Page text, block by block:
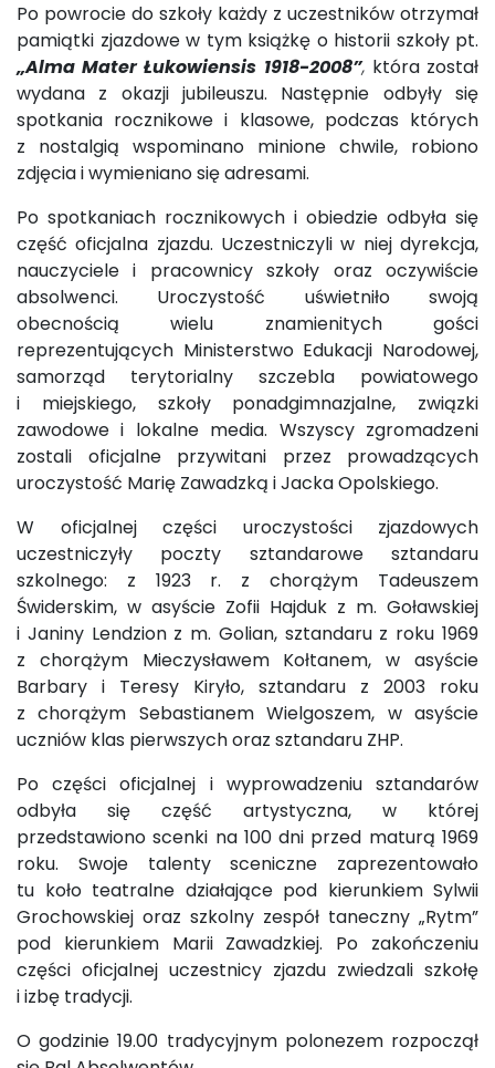
Po powrocie do szkoły każdy z uczestników otrzymał
pamiątki zjazdowe w tym książkę o historii szkoły pt.
„Alma Mater Łukowiensis 1918-2008”, która został
wydana z okazji jubileuszu. Następnie odbyły się
spotkania rocznikowe i klasowe, podczas których
z nostalgią wspominano minione chwile, robiono
zdjęcia i wymieniano się adresami.
Po spotkaniach rocznikowych i obiedzie odbyła się
część oficjalna zjazdu. Uczestniczyli w niej dyrekcja,
nauczyciele i pracownicy szkoły oraz oczywiście
absolwenci. Uroczystość uświetniło swoją
obecnością wielu znamienitych gości
reprezentujących Ministerstwo Edukacji Narodowej,
samorząd terytorialny szczebla powiatowego
i miejskiego, szkoły ponadgimnazjalne, związki
zawodowe i lokalne media. Wszyscy zgromadzeni
zostali oficjalne przywitani przez prowadzących
uroczystość Marię Zawadzką i Jacka Opolskiego.
W oficjalnej części uroczystości zjazdowych
uczestniczyły poczty sztandarowe sztandaru
szkolnego: z 1923 r. z chorążym Tadeuszem
Świderskim, w asyście Zofii Hajduk z m. Goławskiej
i Janiny Lendzion z m. Golian, sztandaru z roku 1969
z chorążym Mieczysławem Kołtanem, w asyście
Barbary i Teresy Kiryło, sztandaru z 2003 roku
z chorążym Sebastianem Wielgoszem, w asyście
uczniów klas pierwszych oraz sztandaru ZHP.
Po części oficjalnej i wyprowadzeniu sztandarów
odbyła się część artystyczna, w której
przedstawiono scenki na 100 dni przed maturą 1969
roku. Swoje talenty sceniczne zaprezentowało
tu koło teatralne działające pod kierunkiem Sylwii
Grochowskiej oraz szkolny zespół taneczny „Rytm”
pod kierunkiem Marii Zawadzkiej. Po zakończeniu
części oficjalnej uczestnicy zjazdu zwiedzali szkołę
i izbę tradycji.
O godzinie 19.00 tradycyjnym polonezem rozpoczął